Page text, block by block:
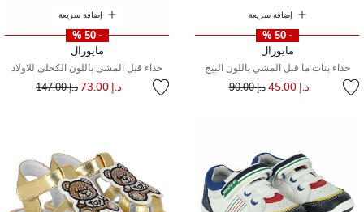
إضافة سريعة
- 50 %
مايورال
حذاء بنات ما قبل المشي باللون البيج
د.إ 45.00 سعر مخفض مند.إ 90.00
إضافة سريعة
- 50 %
مايورال
حذاء قبل المشى باللون الكحلى للاولاد
د.إ 73.00 سعر مخفض من
د.إ 147.00 إلى